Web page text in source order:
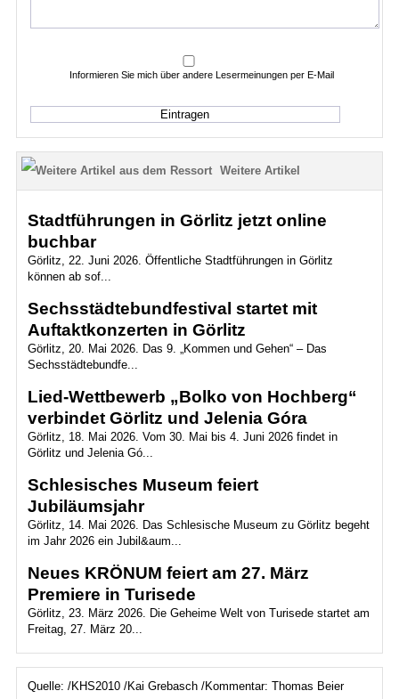
Informieren Sie mich über andere Lesermeinungen per E-Mail
Weitere Artikel
Stadtführungen in Görlitz jetzt online
buchbar
Görlitz, 22. Juni 2026. Öffentliche Stadtführungen in Görlitz
können ab sof...
Sechsstädtebundfestival startet mit
Auftaktkonzerten in Görlitz
Görlitz, 20. Mai 2026. Das 9. „Kommen und Gehen“ – Das
Sechsstädtebundfe...
Lied-Wettbewerb „Bolko von Hochberg“
verbindet Görlitz und Jelenia Góra
Görlitz, 18. Mai 2026. Vom 30. Mai bis 4. Juni 2026 findet in
Görlitz und Jelenia Gó...
Schlesisches Museum feiert
Jubiläumsjahr
Görlitz, 14. Mai 2026. Das Schlesische Museum zu Görlitz begeht
im Jahr 2026 ein Jubil&aum...
Neues KRÖNUM feiert am 27. März
Premiere in Turisede
Görlitz, 23. März 2026. Die Geheime Welt von Turisede startet am
Freitag, 27. März 20...
Quelle: /KHS2010 /Kai Grebasch /Kommentar: Thomas Beier